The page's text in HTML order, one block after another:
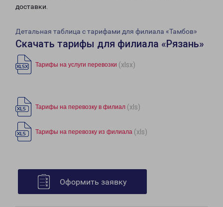
доставки.
Детальная таблица с тарифами для филиала «Тамбов»
Скачать тарифы для филиала «Рязань»
Тарифы на услуги перевозки (xlsx)
Тарифы на перевозку в филиал (xls)
Тарифы на перевозку из филиала (xls)
Оформить заявку